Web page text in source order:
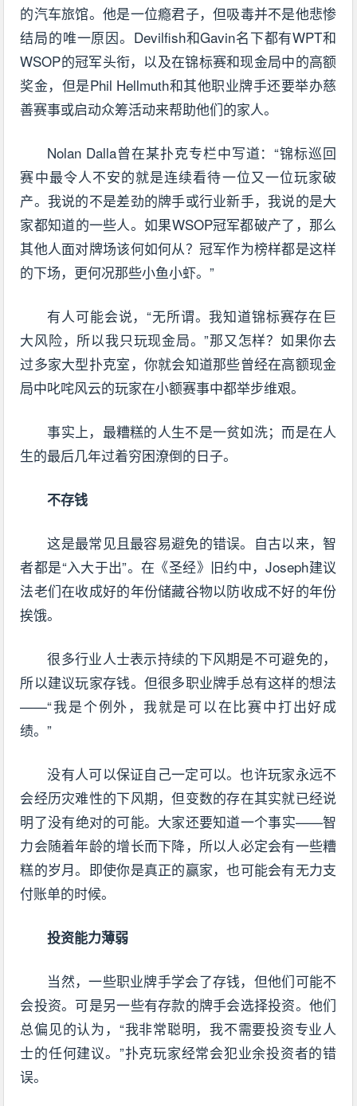
的汽车旅馆。他是一位瘾君子，但吸毒并不是他悲惨
结局的唯一原因。Devilfish和Gavin名下都有WPT和
WSOP的冠军头衔，以及在锦标赛和现金局中的高额
奖金，但是Phil Hellmuth和其他职业牌手还要举办慈
善赛事或启动众筹活动来帮助他们的家人。
Nolan Dalla曾在某扑克专栏中写道：“锦标巡回
赛中最令人不安的就是连续看待一位又一位玩家破
产。我说的不是差劲的牌手或行业新手，我说的是大
家都知道的一些人。如果WSOP冠军都破产了，那么
其他人面对牌场该何如何从？冠军作为榜样都是这样
的下场，更何况那些小鱼小虾。”
有人可能会说，“无所谓。我知道锦标赛存在巨
大风险，所以我只玩现金局。”那又怎样？如果你去
过多家大型扑克室，你就会知道那些曾经在高额现金
局中叱咤风云的玩家在小额赛事中都举步维艰。
事实上，最糟糕的人生不是一贫如洗；而是在人
生的最后几年过着穷困潦倒的日子。
不存钱
这是最常见且最容易避免的错误。自古以来，智
者都是“入大于出”。在《圣经》旧约中，Joseph建议
法老们在收成好的年份储藏谷物以防收成不好的年份
挨饿。
很多行业人士表示持续的下风期是不可避免的，
所以建议玩家存钱。但很多职业牌手总有这样的想法
——“我是个例外，我就是可以在比赛中打出好成
绩。”
没有人可以保证自己一定可以。也许玩家永远不
会经历灾难性的下风期，但变数的存在其实就已经说
明了没有绝对的可能。大家还要知道一个事实——智
力会随着年龄的增长而下降，所以人必定会有一些糟
糕的岁月。即使你是真正的赢家，也可能会有无力支
付账单的时候。
投资能力薄弱
当然，一些职业牌手学会了存钱，但他们可能不
会投资。可是另一些有存款的牌手会选择投资。他们
总偏见的认为，“我非常聪明，我不需要投资专业人
士的任何建议。”扑克玩家经常会犯业余投资者的错
误。